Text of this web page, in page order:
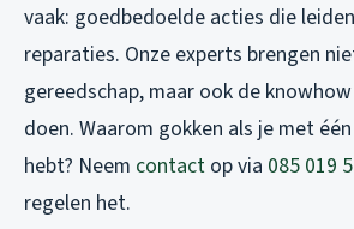
vaak: goedbedoelde acties die
reparaties. Onze experts brengen
gereedschap, maar ook de
doen. Waarom gokken als je met
hebt? Neem contact op via 085 019
regelen het.